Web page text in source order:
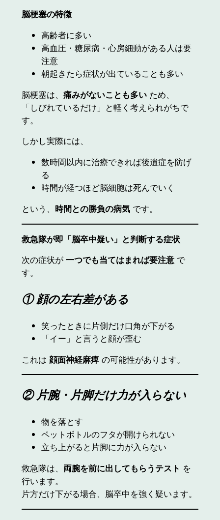
脳梗塞の特徴
高齢者に多い
高血圧・糖尿病・心房細動がある人は要
注意
朝起きたら症状が出ていることも多い
脳梗塞は、 痛みがないことも多いため、
「しびれているだけ」と軽く考えられがちで
す。
しかし実際には、
数時間以内に治療できれば後遺症を防げ
る
時間が経つほど脳細胞は死んでいく
という、 時間との勝負の病気です。
救急隊が即「脳卒中疑い」と判断する症状
次の症状が 一つでも当てはまれば要注意で
す。
① 顔の左右差がある
笑ったときに片側だけ口角が下がる
「イー」と言うと顔が歪む
これは 顔面神経麻痺の可能性があります。
② 片腕・片脚だけ力が入らない
物を落とす
ペットボトルのフタが開けられない
立ち上がると片脚に力が入らない
救急隊は、 両腕を前に出してもらうテスト を
行います。
片方だけ下がる場合、脳卒中を強く疑います。